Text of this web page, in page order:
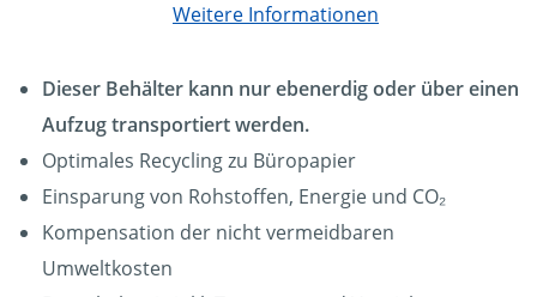
Weitere Informationen
Dieser Behälter kann nur ebenerdig oder über einen
Aufzug transportiert werden.
Optimales Recycling zu Büropapier
Einsparung von Rohstoffen, Energie und CO₂
Kompensation der nicht vermeidbaren
Umweltkosten